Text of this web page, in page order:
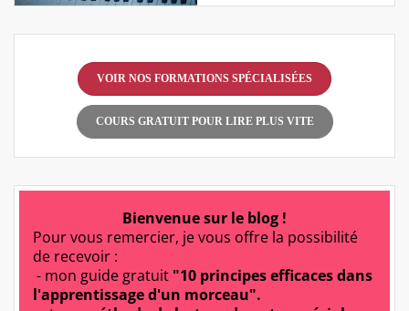
VOIR NOS FORMATIONS SPÉCIALISÉES
COURS GRATUIT POUR LIRE PLUS VITE